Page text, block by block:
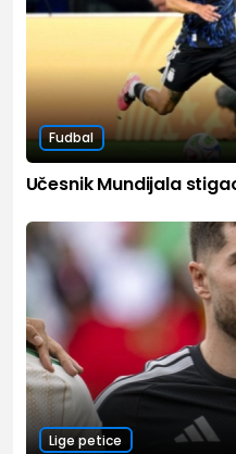
Fudbal
Učesnik Mundijala
Lige petice